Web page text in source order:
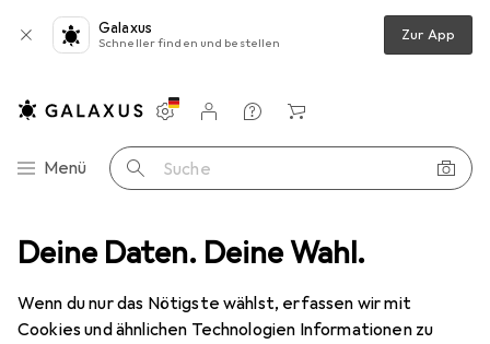
Deine Daten. Deine Wahl.
Wenn du nur das Nötigste wählst, erfassen wir mit
Cookies und ähnlichen Technologien Informationen zu
Galaxus
Schneller finden und bestellen Zur App
Navigation nach Kategorien
Menü Suche
Einstellungen
Kundenkonto
Vergleichslisten
Merklisten
Warenkorb
für Bohrung ST/FC (D-hole), VPE100, Blindstopfen für ungenutzte